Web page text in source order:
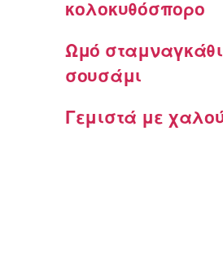
κολοκυθόσπορο
Ωμό
σουσάμι
Γεμιστά με